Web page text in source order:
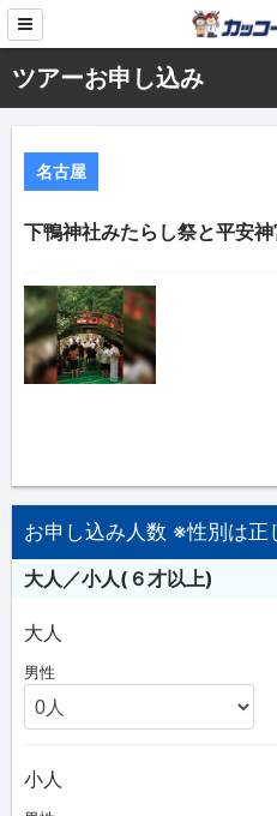
ツアーお申し込み
名古屋
下鴨神社みたらし祭と平安
お申し込み人数 ※性別は正
大人／小人(６才以上)
大人
男性
小人